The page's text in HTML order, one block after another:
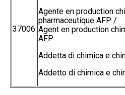
37006
Agente en production
pharmaceutique AFP /
Agent en production
AFP
Addetta di chimica e
Addetto di chimica e